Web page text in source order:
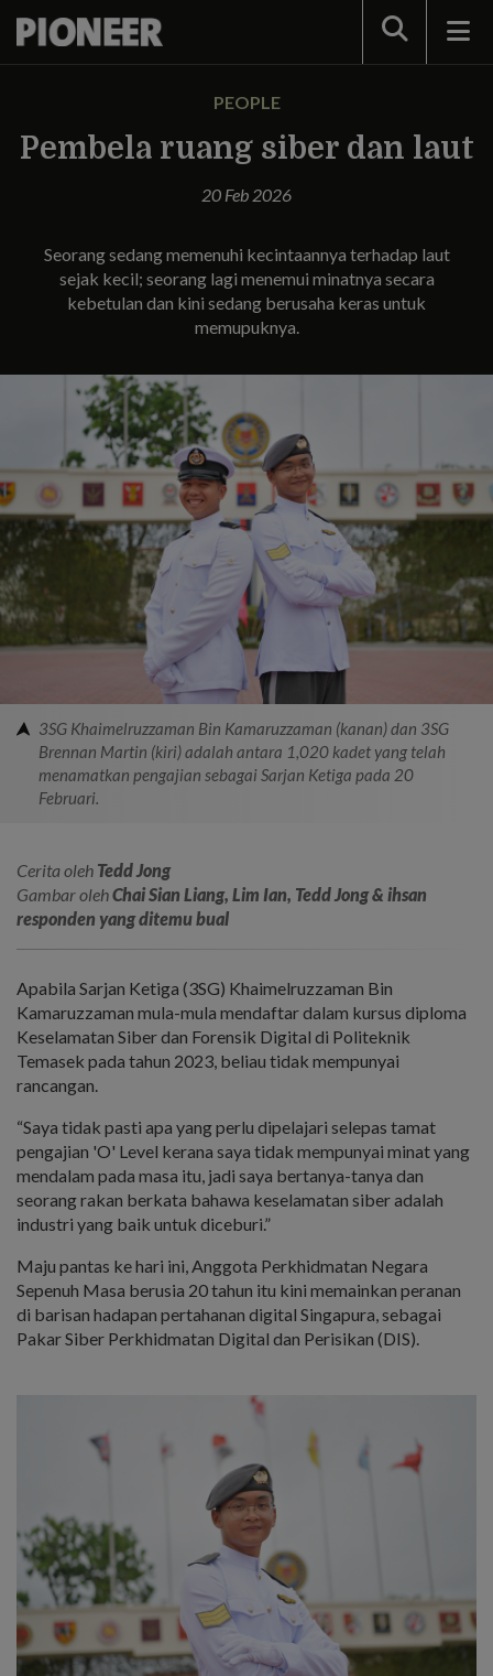
Search
PEOPLE
Pembela ruang siber dan laut
20 Feb 2026
Seorang sedang memenuhi kecintaannya terhadap laut
sejak kecil; seorang lagi menemui minatnya secara
kebetulan dan kini sedang berusaha keras untuk
memupuknya.
3SG Khaimelruzzaman Bin Kamaruzzaman (kanan) dan 3SG
Brennan Martin (kiri) adalah antara 1,020 kadet yang telah
menamatkan pengajian sebagai Sarjan Ketiga pada 20
Februari.
Cerita oleh Tedd Jong
Gambar olehChai Sian Liang, Lim Ian, Tedd Jong & ihsan
responden yang ditemu bual
Apabila Sarjan Ketiga (3SG) Khaimelruzzaman Bin
Kamaruzzaman mula-mula mendaftar dalam kursus diploma
Keselamatan Siber dan Forensik Digital di Politeknik
Temasek pada tahun 2023, beliau tidak mempunyai
rancangan.
“Saya tidak pasti apa yang perlu dipelajari selepas tamat
pengajian 'O' Level kerana saya tidak mempunyai minat yang
mendalam pada masa itu, jadi saya bertanya-tanya dan
seorang rakan berkata bahawa keselamatan siber adalah
industri yang baik untuk diceburi.”
Maju pantas ke hari ini, Anggota Perkhidmatan Negara
Sepenuh Masa berusia 20 tahun itu kini memainkan peranan
di barisan hadapan pertahanan digital Singapura, sebagai
Pakar Siber Perkhidmatan Digital dan Perisikan (DIS).